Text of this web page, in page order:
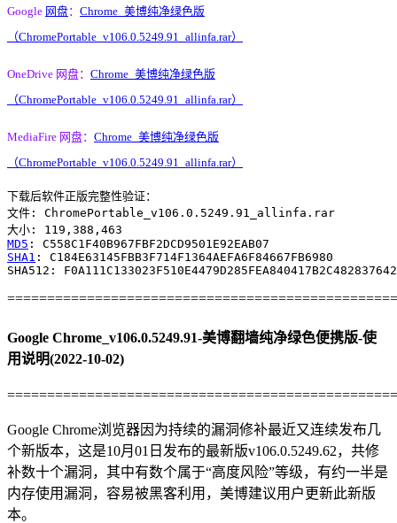
Google 网盘： Chrome_美博纯净绿色版
（ChromePortable_v106.0.5249.91_allinfa.rar）
OneDrive 网盘： Chrome_美博纯净绿色版
（ChromePortable_v106.0.5249.91_allinfa.rar）
MediaFire 网盘： Chrome_美博纯净绿色版
（ChromePortable_v106.0.5249.91_allinfa.rar）
下载后软件正版完整性验证：
文件: ChromePortable_v106.0.5249.91_allinfa.rar
MD5
SHA1 : C184E63145FBB3F714F1364AEFA6F84667FB6980
Google Chrome_v106.0.5249.91-美博翻墙纯净绿色便携版-使
用说明(2022-10-02)
Google Chrome浏览器因为持续的漏洞修补最近又连续发布几
个新版本，这是10月01日发布的最新版v106.0.5249.62，共修
补数十个漏洞，其中有数个属于“高度风险”等级，有约一半是
内存使用漏洞，容易被黑客利用，美博建议用户更新此新版
本。